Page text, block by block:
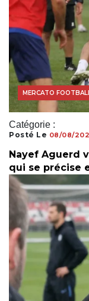
Catégorie :
FOOTBALL
MERCATO
Posté Le 08/08/
Nayef Aguerd
qui se précise